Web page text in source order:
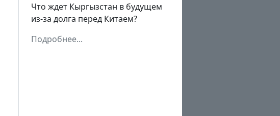
Что ждет Кыргызстан в будущем
из-за долга перед Китаем?
Подробнее...